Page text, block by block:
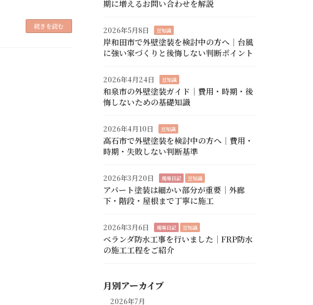
続きを読む
期に増えるお問い合わせを解説
2026年5月8日 豆知識
岸和田市で外壁塗装を検討中の方へ｜台風
に強い家づくりと後悔しない判断ポイント
2026年4月24日 豆知識
和泉市の外壁塗装ガイド｜費用・時期・後
悔しないための基礎知識
2026年4月10日 豆知識
高石市で外壁塗装を検討中の方へ｜費用・
時期・失敗しない判断基準
2026年3月20日 現場日記 豆知識
アパート塗装は細かい部分が重要｜外廊
下・階段・屋根まで丁寧に施工
2026年3月6日 現場日記 豆知識
ベランダ防水工事を行いました｜FRP防水
の施工工程をご紹介
月別アーカイブ
2026年7月